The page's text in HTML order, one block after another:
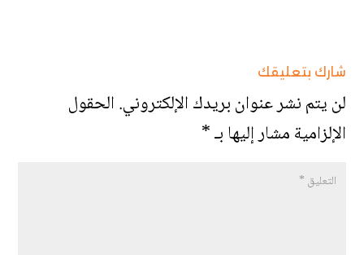
شارك بتعليقك
لن يتم نشر عنوان بريدك الإلكتروني.الحقول
الإلزامية مشار إليها بـ*